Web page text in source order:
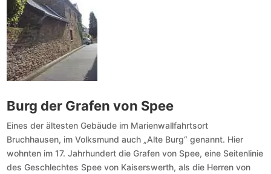
Burg der Grafen von Spee
Eines der ältesten Gebäude im Marienwallfahrtsort
Bruchhausen, im Volksmund auch „Alte Burg“ genannt. Hier
wohnten im 17. Jahrhundert die Grafen von Spee, eine Seitenlinie
des Geschlechtes Spee von Kaiserswerth, als die Herren von